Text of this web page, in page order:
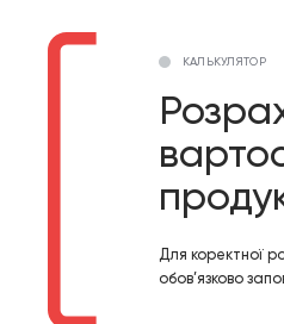
КАЛЬКУЛЯТОР
Для коректної
обов’язково